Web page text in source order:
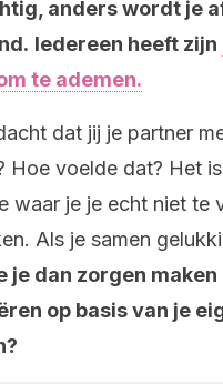
anders wordt je
Iedereen heeft zijn
te ademen.
dat jij je partner
Hoe voelde dat? Het
waar je je echt niet te
Als je samen
je dan zorgen maken
op basis van je